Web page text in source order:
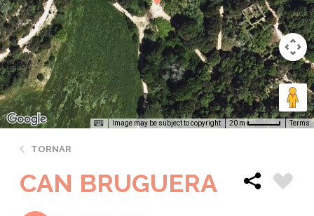
Image may be subject to copyright 20 m Terms
TORNAR
CAN BRUGUERA